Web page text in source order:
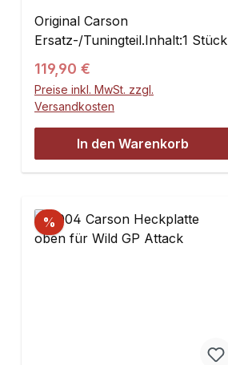
Original Carson
Ersatz-/Tuningteil.Inhalt:1 Stück
Regulärer Preis:
119,90 €
Preise inkl. MwSt. zzgl.
Versandkosten
In den Warenkorb
%